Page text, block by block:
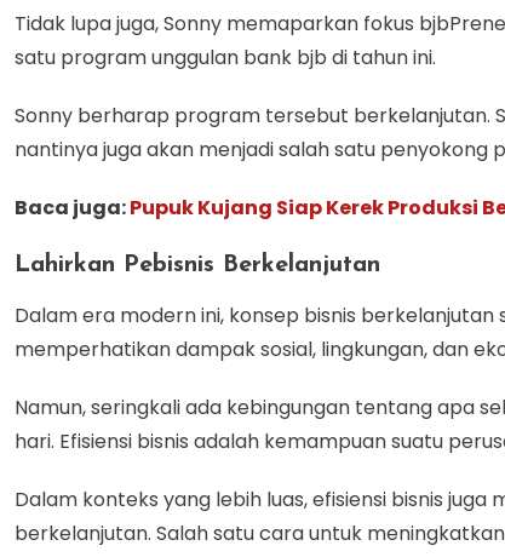
Tidak lupa juga, Sonny memaparkan fokus
satu program unggulan bank bjb di tahun ini.
Sonny berharap program tersebut berkelanjutan.
nantinya juga akan menjadi salah satu penyokong
Baca juga:Pupuk Kujang Siap Kerek Produksi
Lahirkan Pebisnis Berkelanjutan
Dalam era modern ini, konsep bisnis
memperhatikan dampak sosial, lingkungan, dan
Namun, seringkali ada kebingungan tentang apa
hari. Efisiensi bisnis adalah kemampuan suatu
Dalam konteks yang lebih luas, efisiensi bisnis
berkelanjutan. Salah satu cara untuk